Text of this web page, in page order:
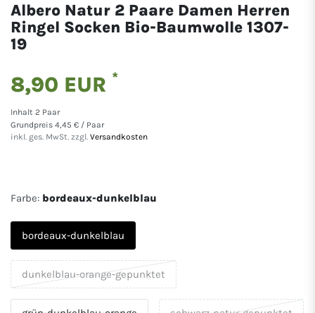
Albero Natur 2 Paare Damen Herren
Ringel Socken Bio-Baumwolle 1307-
19
8,90 EUR *
Inhalt 2 Paar
Grundpreis 4,45 € / Paar
inkl. ges. MwSt. zzgl. Versandkosten
Farbe: bordeaux-dunkelblau
bordeaux-dunkelblau
dunkelblau-orange-gepunktet